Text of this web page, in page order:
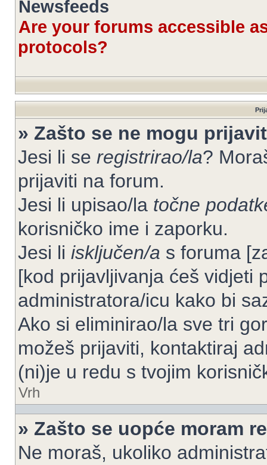
Newsfeeds
Are your forums accessible
protocols?
» Zašto se ne mogu
Jesi li se registrirao/la?
prijaviti na forum.
Jesi li upisao/la točne
korisničko ime i zaporku.
Jesi li isključen/a s foruma
[kod prijavljivanja ćeš vidjeti
administratora/icu kako bi
Ako si eliminirao/la sve tri
možeš prijaviti, kontaktiraj
(ni)je u redu s tvojim
Vrh
» Zašto se uopće moram
Ne moraš, ukoliko